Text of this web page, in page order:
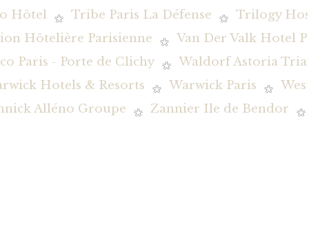
Hôtel
Tribe Paris La Défense
Trilogy
Hôtelière Parisienne
Van Der Valk Hotel
Paris - Porte de Clichy
Waldorf Astoria
Hotels & Resorts
Warwick Paris
Alléno Groupe
Zannier Ile de Bendor